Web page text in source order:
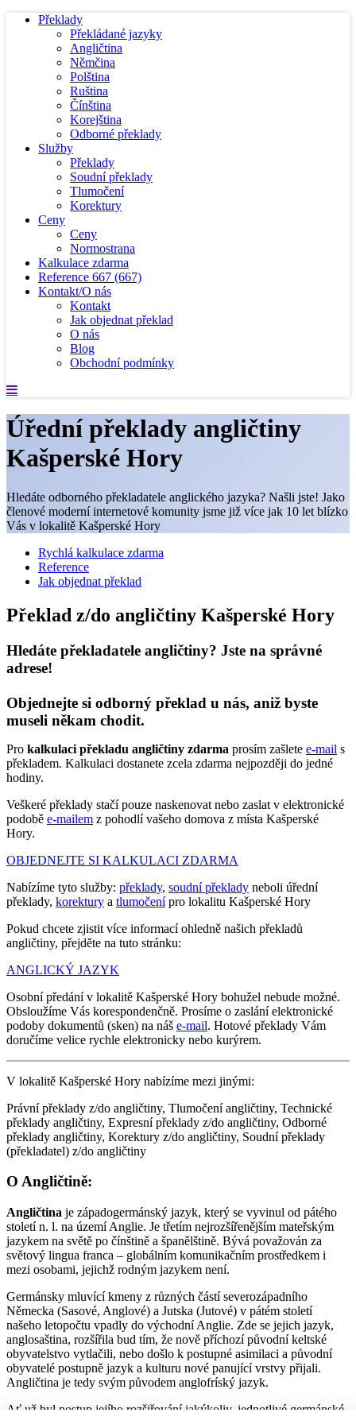
Překlady
Překládané jazyky
Angličtina
Němčina
Polština
Ruština
Čínština
Korejština
Odborné překlady
Služby
Překlady
Soudní překlady
Tlumočení
Korektury
Ceny
Ceny
Normostrana
Kalkulace zdarma
Reference 667 (667)
Kontakt/O nás
Kontakt
Jak objednat překlad
O nás
Blog
Obchodní podmínky
Úřední překlady angličtiny
Kašperské Hory
Hledáte odborného překladatele anglického jazyka? Našli jste! Jako
členové moderní internetové komunity jsme již více jak 10 let blízko
Vás v lokalitě Kašperské Hory
Rychlá kalkulace zdarma
Reference
Jak objednat překlad
Překlad z/do angličtiny Kašperské Hory
Hledáte překladatele angličtiny? Jste na správné
adrese!
Objednejte si odborný překlad u nás, aniž byste
museli někam chodit.
Pro kalkulaci překladu angličtiny zdarma prosím zašlete e-mail s
překladem. Kalkulaci dostanete zcela zdarma nejpozději do jedné
hodiny.
Veškeré překlady stačí pouze naskenovat nebo zaslat v elektronické
podobě e-mailem z pohodlí vašeho domova z místa Kašperské
Hory.
OBJEDNEJTE SI KALKULACI ZDARMA
Nabízíme tyto služby: překlady, soudní překlady neboli úřední
překlady, korektury a tlumočenípro lokalitu Kašperské Hory
Pokud chcete zjistit více informací ohledně našich překladů
angličtiny, přejděte na tuto stránku:
ANGLICKÝ JAZYK
Osobní předání v lokalitě Kašperské Hory bohužel nebude možné.
Obsloužíme Vás korespondenčně. Prosíme o zaslání elektronické
podoby dokumentů (sken) na náš e-mail. Hotové překlady Vám
doručíme velice rychle elektronicky nebo kurýrem.
V lokalitě Kašperské Hory nabízíme mezi jinými:
Právní překlady z/do angličtiny, Tlumočení angličtiny, Technické
překlady angličtiny, Expresní překlady z/do angličtiny, Odborné
překlady angličtiny, Korektury z/do angličtiny, Soudní překlady
(překladatel) z/do angličtiny
O Angličtině:
Angličtina je západogermánský jazyk, který se vyvinul od pátého
století n. l. na území Anglie. Je třetím nejrozšířenějším mateřským
jazykem na světě po čínštině a španělštině. Bývá považován za
světový lingua franca – globálním komunikačním prostředkem i
mezi osobami, jejichž rodným jazykem není.
Germánsky mluvící kmeny z různých částí severozápadního
Německa (Sasové, Anglové) a Jutska (Jutové) v pátém století
našeho letopočtu vpadly do východní Anglie. Zde se jejich jazyk,
anglosaština, rozšířila bud tím, že nově příchozí původní keltské
obyvatelstvo vytlačili, nebo došlo k postupné asimilaci a původní
obyvatelé postupně jazyk a kulturu nové panující vrstvy přijali.
Angličtina je tedy svým původem anglofríský jazyk.
Ať už byl postup jejího rozšiřování jakýkoliv, jednotlivé germánské